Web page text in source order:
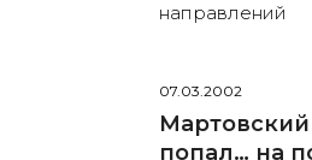
направлений
07.03.2002
Мартовский
попал… на